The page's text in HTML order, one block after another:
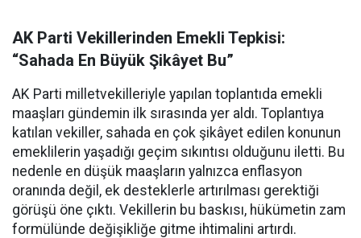
AK Parti Vekillerinden Emekli Tepkisi:
“Sahada En Büyük Şikâyet Bu”
AK Parti milletvekilleriyle yapılan toplantıda emekli
maaşları gündemin ilk sırasında yer aldı. Toplantıya
katılan vekiller, sahada en çok şikâyet edilen konunun
emeklilerin yaşadığı geçim sıkıntısı olduğunu iletti. Bu
nedenle en düşük maaşların yalnızca enflasyon
oranında değil, ek desteklerle artırılması gerektiği
görüşü öne çıktı. Vekillerin bu baskısı, hükümetin zam
formülünde değişikliğe gitme ihtimalini artırdı.